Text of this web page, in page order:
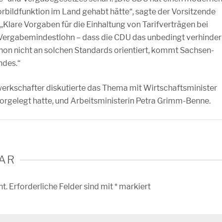
im Land gehabt hätte“, sagte der Vorsitzende
Vorgaben für die Einhaltung von Tarifverträgen bei
– dass die CDU das unbedingt
nicht an solchen Standards orientiert, kommt Sachsen-
diskutierte das Thema mit Wirtschaftsminister
hatte, und Arbeitsministerin Petra Grimm-Benne.
Erforderliche Felder sind mit* markiert